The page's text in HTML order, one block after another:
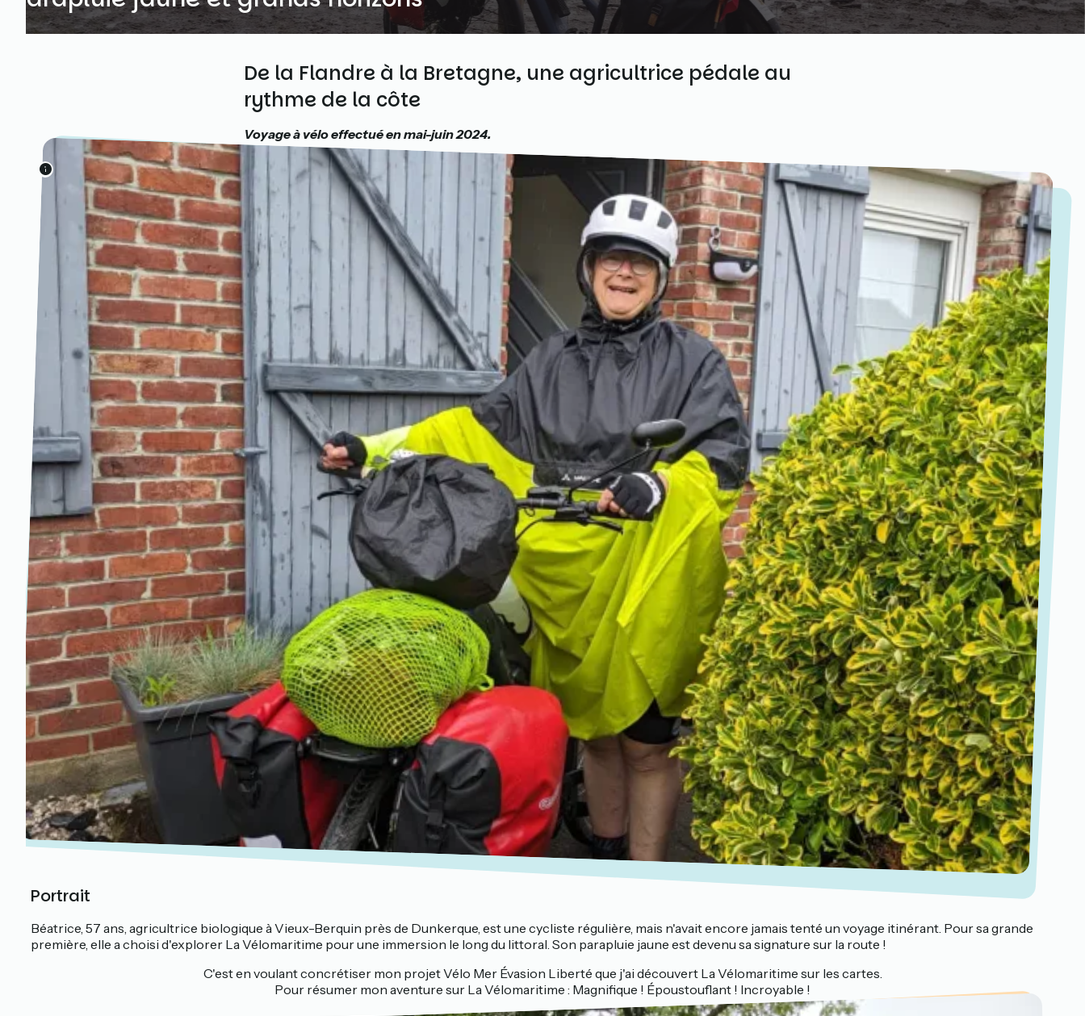
De la Flandre à la Bretagne, une agricultrice pédale au
rythme de la côte
Voyage à vélo effectué en mai-juin 2024.
Portrait
Béatrice, 57 ans, agricultrice biologique à Vieux-Berquin près de Dunkerque, est une cycliste régulière, mais n'avait encore jamais tenté un voyage itinérant. Pour sa grande
première, elle a choisi d'explorer La Vélomaritime pour une immersion le long du littoral. Son parapluie jaune est devenu sa signature sur la route !
C'est en voulant concrétiser mon projet Vélo Mer Évasion Liberté que j'ai découvert La Vélomaritime sur les cartes.
Pour résumer mon aventure sur La Vélomaritime : Magnifique ! Époustouflant ! Incroyable !